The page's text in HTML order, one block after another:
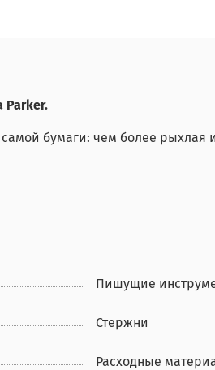
Parker.
бумаги: чем более рыхлая и
Пишущие
Стержни
Расходные